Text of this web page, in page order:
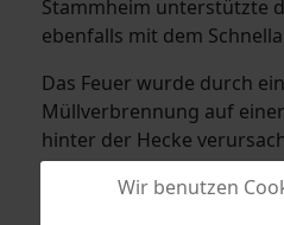
Stammheim unterstützte
ebenfalls mit dem
Das Feuer wurde durch
Müllverbrennung auf
hinter der Hecke
momentan andauernde
von einem offenen Feuer
Wir benutzen